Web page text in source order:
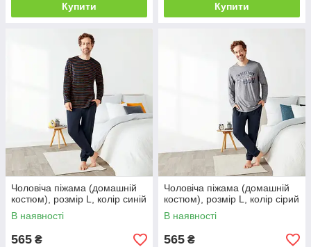
Купити Купити
Чоловіча піжама (домашній
костюм), розмір L, колір синій
В наявності
565 ₴
Чоловіча піжама (домашній
костюм), розмір L, колір сірий
В наявності
565 ₴